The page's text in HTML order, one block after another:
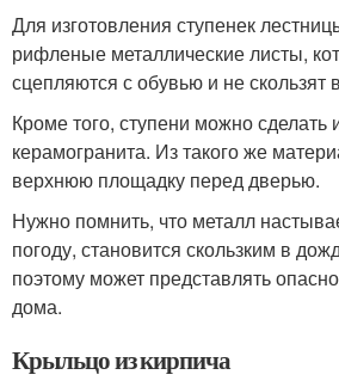
Для изготовления ступенек
рифленые металлические листы,
сцепляются с обувью и не скользят
Кроме того, ступени можно сделать
керамогранита. Из такого же
верхнюю площадку перед дверью.
Нужно помнить, что металл
погоду, становится скользким в
поэтому может представлять
дома.
Крыльцо из кирпича